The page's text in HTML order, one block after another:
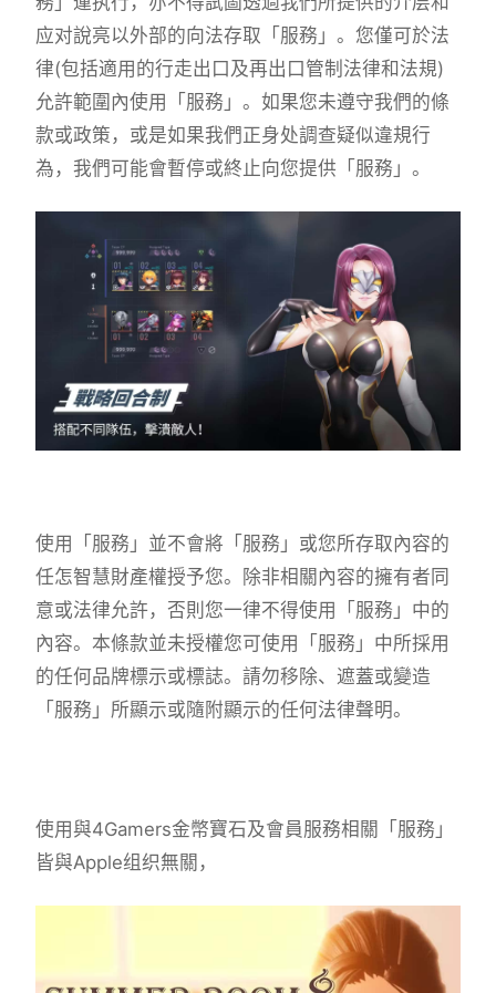
应对說亮以外部的向法存取「服務」。您僅可於法
律(包括適用的行走出口及再出口管制法律和法規)
允許範圍內使用「服務」。如果您未遵守我們的條
款或政策，或是如果我們正身处調查疑似違規行
為，我們可能會暫停或終止向您提供「服務」。
使用「服務」並不會將「服務」或您所存取內容的
任怎智慧財產權授予您。除非相關內容的擁有者同
意或法律允許，否則您一律不得使用「服務」中的
內容。本條款並未授權您可使用「服務」中所採用
的任何品牌標示或標誌。請勿移除、遮蓋或變造
「服務」所顯示或隨附顯示的任何法律聲明。
使用與4Gamers金幣寶石及會員服務相關「服務」
皆與Apple组织無關，